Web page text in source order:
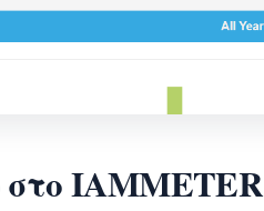
IAMMETER